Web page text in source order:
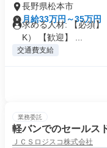
長野県松本市
月給33万円～35万円
求める人材: 【必須
K） 【歓迎】 ...
交通費支給
業務委託
軽バンでのセールス
ＪＣＳロジスコ株式会社